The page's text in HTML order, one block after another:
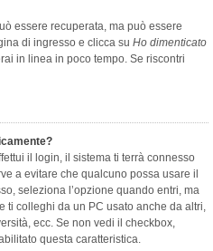
essere recuperata, ma può essere
di ingresso e clicca su Ho dimenticato
in linea in poco tempo. Se riscontri
il login, il sistema ti terrà connesso
a evitare che qualcuno possa usare il
seleziona l’opzione quando entri, ma
ti colleghi da un PC usato anche da altri,
ecc. Se non vedi il checkbox,
questa caratteristica.